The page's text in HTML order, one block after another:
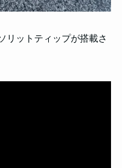
リットティップが搭載さ